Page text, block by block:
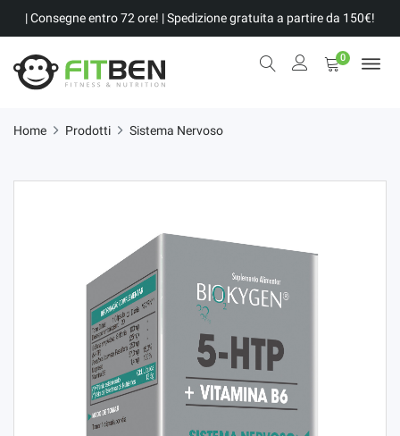
| Consegne entro 72 ore! | Spedizione gratuita a partire da 150€!
0
Home Prodotti Sistema Nervoso